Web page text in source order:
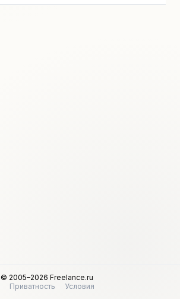
© 2005–2026 Freelance.ru
Приватность
Условия